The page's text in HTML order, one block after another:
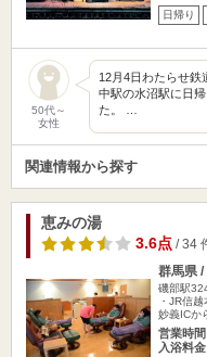
日帰り
50代～
女性
12月4日わたらせ鉄
中駅の水沼駅に日
た。 …
関連情報から探す
恵みの湯
3.6点/ 34
群馬県 /
磯部駅
・JR信
妙義IC
営業時
入浴料